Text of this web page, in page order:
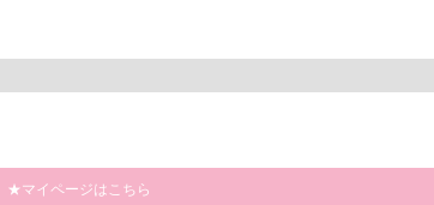
★マイページはこちら